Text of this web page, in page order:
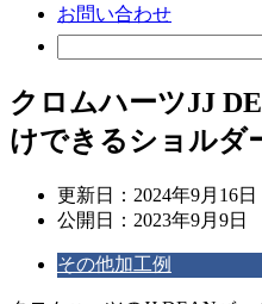
お問い合わせ
クロムハーツJJ
けできるショルダ
更新日： 2024年9月16日
公開日： 2023年9月9日
その他加工例